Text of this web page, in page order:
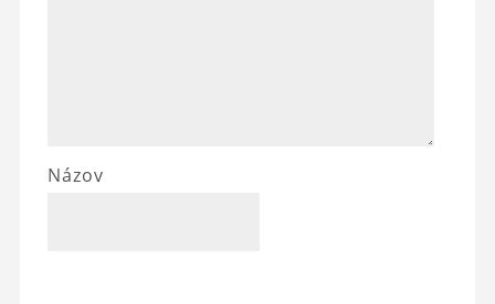
Názov